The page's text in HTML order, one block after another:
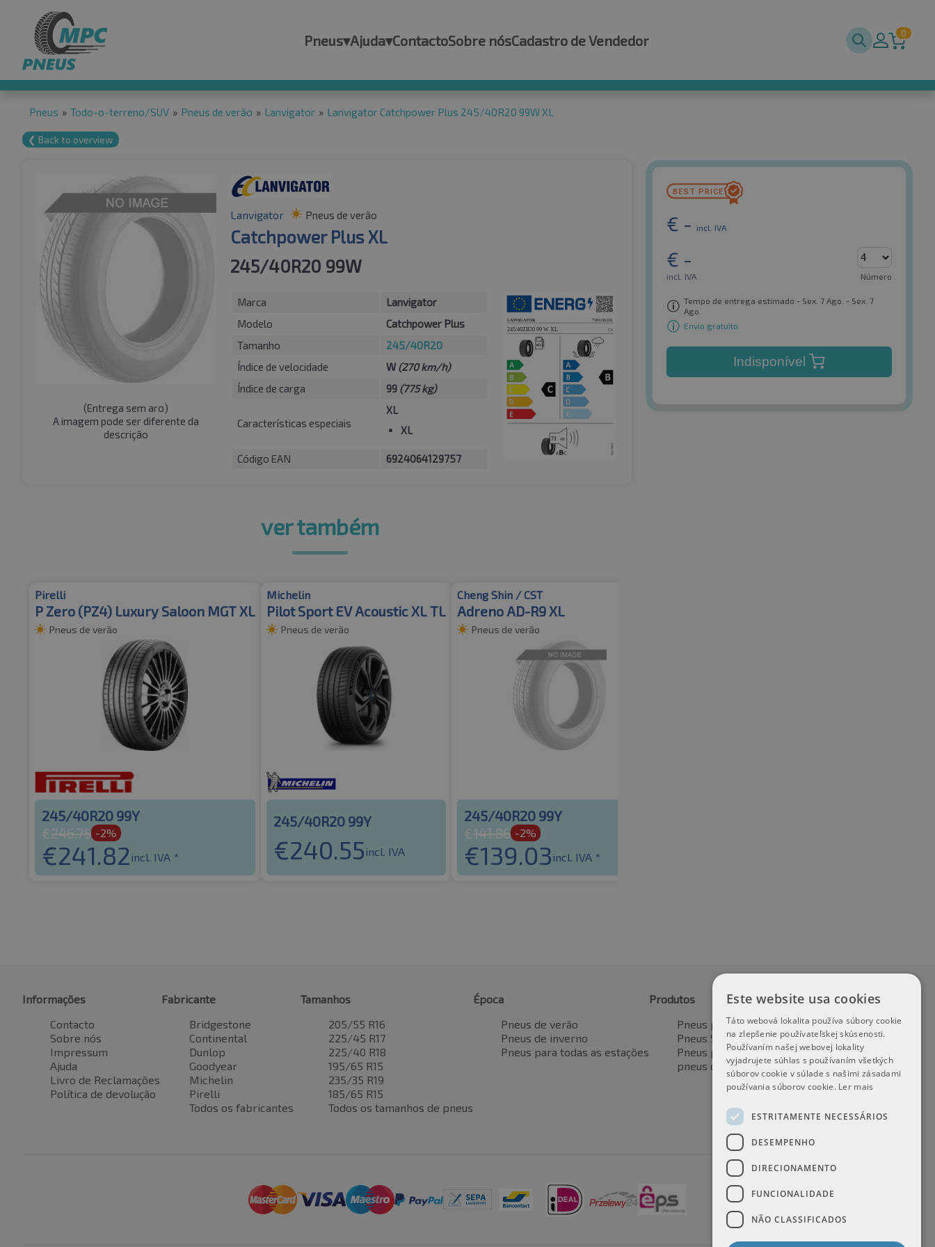
Pneus▾Ajuda▾ContactoSobre nósCadastro de Vendedor 0
Pneus » Todo-o-terreno/SUV » Pneus de verão » Lanvigator » Lanvigator Catchpower Plus 245/40R20 99W XL
❮ Back to overview
(Entrega sem aro)
A imagem pode ser diferente da
descrição
Lanvigator Pneus de verão
Catchpower Plus XL
245/40R20 99W
Marca
Lanvigator
Modelo
Catchpower Plus
Tamanho
245/40R20
Índice de velocidade
W (270 km/h)
Índice de carga
99 (775 kg)
Características especiais
XL
XL
Código EAN 6924064129757
€ - incl. IVA
€ -
incl. IVA Número
Tempo de entrega estimado - Sex. 7 Ago. - Sex. 7
Ago.
Envio gratuito
Indisponível
ver também
Pirelli
P Zero (PZ4) Luxury Saloon MGT XL
Pneus de verão
245/40R20 99Y
€246.75 -2%
€241.82 incl. IVA *
Michelin
Pilot Sport EV Acoustic XL TL
Pneus de verão
245/40R20 99Y
€240.55 incl. IVA
Cheng Shin / CST
Adreno AD-R9 XL
Pneus de verão
245/40R20 99Y
€141.86 -2%
€139.03 incl. IVA *
Informações
Contacto
Sobre nós
Impressum
Ajuda
Livro de Reclamações
Política de devolução
Fabricante
Bridgestone
Continental
Dunlop
Goodyear
Michelin
Pirelli
Todos os fabricantes
Tamanhos
205/55 R16
225/45 R17
225/40 R18
195/65 R15
235/35 R19
185/65 R15
Todos os tamanhos de pneus
Época
Pneus de verão
Pneus de inverno
Pneus para todas as estações
Produtos
Pneus para automóveis
Pneus SUV / 4x4
Pneus para veículos de transporte
pneus de motocicleta
Este website usa cookies
Táto webová lokalita používa súbory cookie
na zlepšenie používateľskej skúsenosti.
Používaním našej webovej lokality
vyjadrujete súhlas s používaním všetkých
súborov cookie v súlade s našimi zásadami
používania súborov cookie. Ler mais
ESTRITAMENTE NECESSÁRIOS
DESEMPENHO
DIRECIONAMENTO
FUNCIONALIDADE
NÃO CLASSIFICADOS